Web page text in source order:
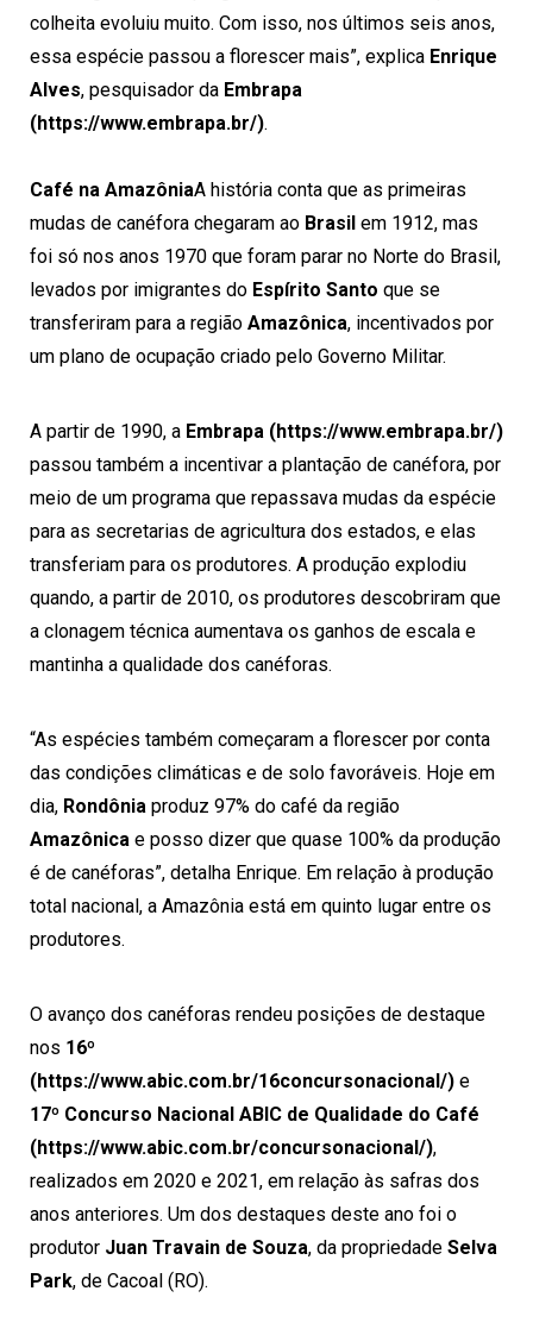
colheita evoluiu muito. Com isso, nos últimos seis anos,
essa espécie passou a florescer mais”, explica Enrique
Alves, pesquisador da Embrapa
(https://www.embrapa.br/).
Café na AmazôniaA história conta que as primeiras
mudas de canéfora chegaram ao Brasil em 1912, mas
foi só nos anos 1970 que foram parar no Norte do Brasil,
levados por imigrantes do Espírito Santo que se
transferiram para a região Amazônica, incentivados por
um plano de ocupação criado pelo Governo Militar.
A partir de 1990, a Embrapa (https://www.embrapa.br/)
passou também a incentivar a plantação de canéfora, por
meio de um programa que repassava mudas da espécie
para as secretarias de agricultura dos estados, e elas
transferiam para os produtores. A produção explodiu
quando, a partir de 2010, os produtores descobriram que
a clonagem técnica aumentava os ganhos de escala e
mantinha a qualidade dos canéforas.
“As espécies também começaram a florescer por conta
das condições climáticas e de solo favoráveis. Hoje em
dia, Rondônia produz 97% do café da região
Amazônica e posso dizer que quase 100% da produção
é de canéforas”, detalha Enrique. Em relação à produção
total nacional, a Amazônia está em quinto lugar entre os
produtores.
O avanço dos canéforas rendeu posições de destaque
nos 16º
(https://www.abic.com.br/16concursonacional/) e
17º Concurso Nacional ABIC de Qualidade do Café
(https://www.abic.com.br/concursonacional/),
realizados em 2020 e 2021, em relação às safras dos
anos anteriores. Um dos destaques deste ano foi o
produtor Juan Travain de Souza, da propriedade Selva
Park, de Cacoal (RO).